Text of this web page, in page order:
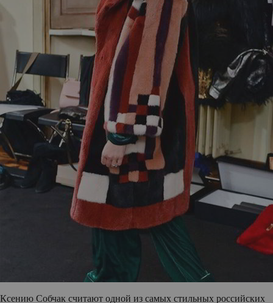
Ксению Собчак считают одной из самых стильных российских